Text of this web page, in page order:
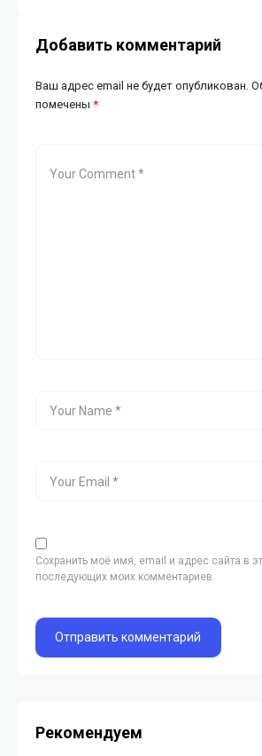
Добавить комментарий
Ваш адрес email не будет опубликован.
помечены *
Сохранить моё имя, email и адрес сайта в
последующих моих комментариев.
Рекомендуем